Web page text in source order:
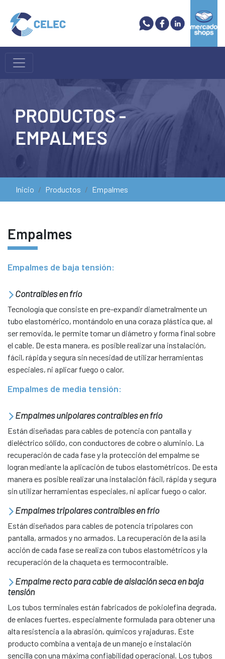
PRODUCTOS -
EMPALMES
Inicio Productos Empalmes
Empalmes
Empalmes de baja tensión:
Contraibles en frío
Tecnología que consiste en pre-expandir diametralmente un
tubo elastomérico, montándolo en una coraza plástica que, al
ser removida, le permite tomar un diámetro y forma final sobre
el cable. De esta manera, es posible realizar una instalación,
fácil, rápida y segura sin necesidad de utilizar herramientas
especiales, ni aplicar fuego o calor.
Empalmes de media tensión:
Empalmes unipolares contraíbles en frío
Están diseñadas para cables de potencia con pantalla y
dieléctrico sólido, con conductores de cobre o aluminio. La
recuperación de cada fase y la protección del empalme se
logran mediante la aplicación de tubos elastométricos. De esta
manera es posible realizar una instalación fácil, rápida y segura
sin utilizar herramientas especiales, ni aplicar fuego o calor.
Empalmes tripolares contraibles en frío
Están diseñados para cables de potencia tripolares con
pantalla, armados y no armados. La recuperación de la así la
acción de cada fase se realiza con tubos elastométricos y la
recuperación de la chaqueta es termocontraible.
Empalme recto para cable de aislación seca en baja
tensión
Los tubos terminales están fabricados de pokiolefina degrada,
de enlaces fuertes, especialmente formulada para obtener una
alta resistencia a la abrasión, químicos y rajaduras. Este
producto combina a ventaja de un manejo e instalación
sencilla con una máxima confiabilidad operacional. Los tubos